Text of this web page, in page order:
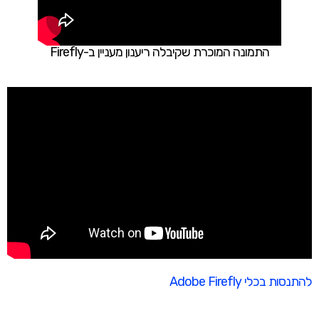
התמונה המוכרת שקיבלה ריענון מעניין ב-Firefly
להתנסות בכלי Adobe Firefly